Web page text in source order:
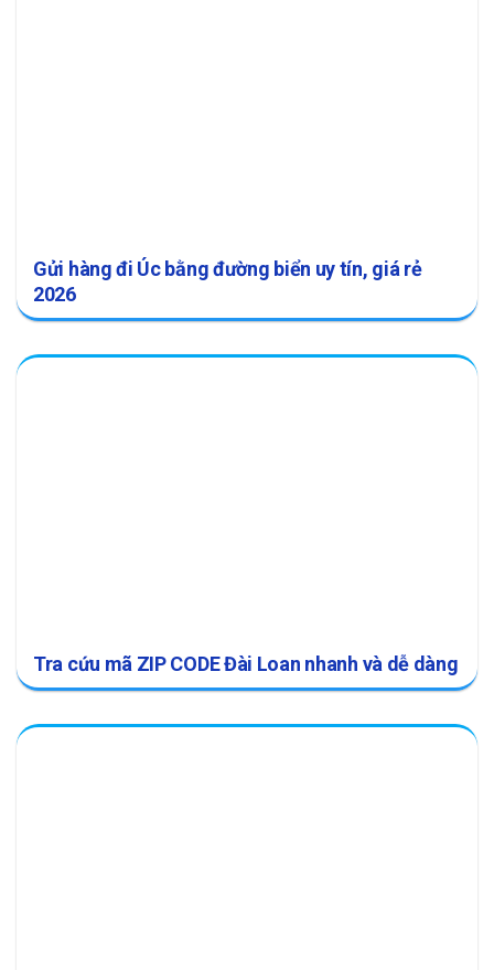
Gửi hàng đi Úc bằng đường biển uy tín, giá rẻ
2026
Tra cứu mã ZIP CODE Đài Loan nhanh và dễ dàng